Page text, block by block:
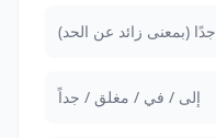
جدًا (بمعنى زائد عن الحد)
إلى / في / مغلق / جداً